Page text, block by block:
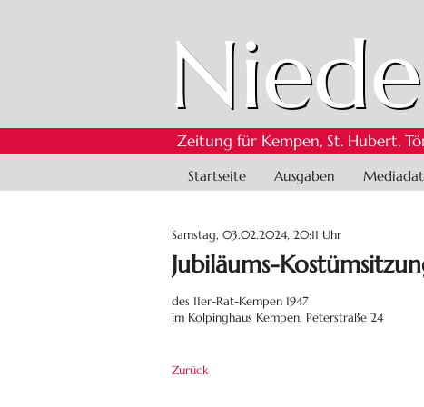
Zeitung für Kempen, St. Hubert,
Navigation
überspringen
Startseite Ausgaben
Samstag, 03.02.2024, 20:11 Uhr
Jubiläums-
des 11er-Rat-Kempen 1947
im Kolpinghaus Kempen, Peterstraße 24
Zurück